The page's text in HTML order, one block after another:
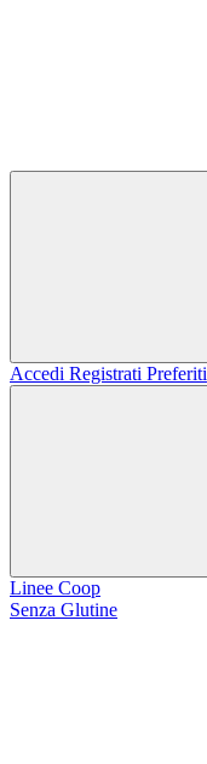
Accedi Registrati Preferiti
Linee Coop
Senza Glutine